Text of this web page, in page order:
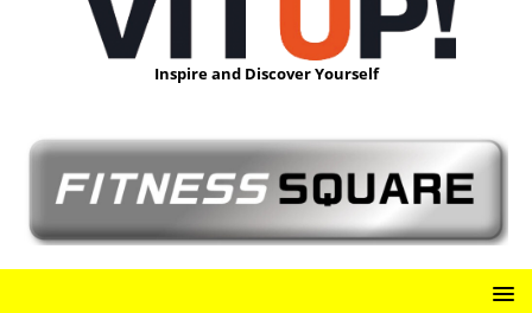
Inspire and Discover Yourself